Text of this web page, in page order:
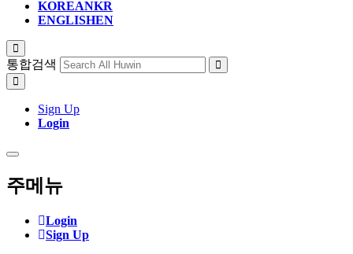
KOREANKR
ENGLISHEN
통합검색
Sign Up
Login
주메뉴
Login
Sign Up